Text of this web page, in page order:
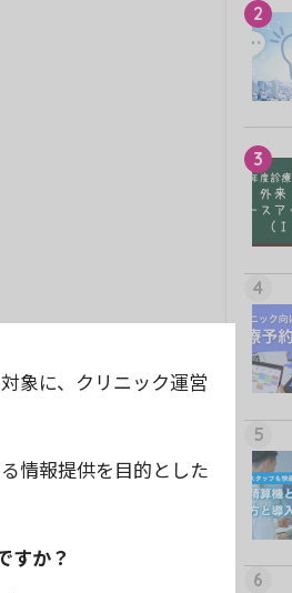
2
3
4
5
6
象に、クリニック運営
情報提供を目的とした
すか？